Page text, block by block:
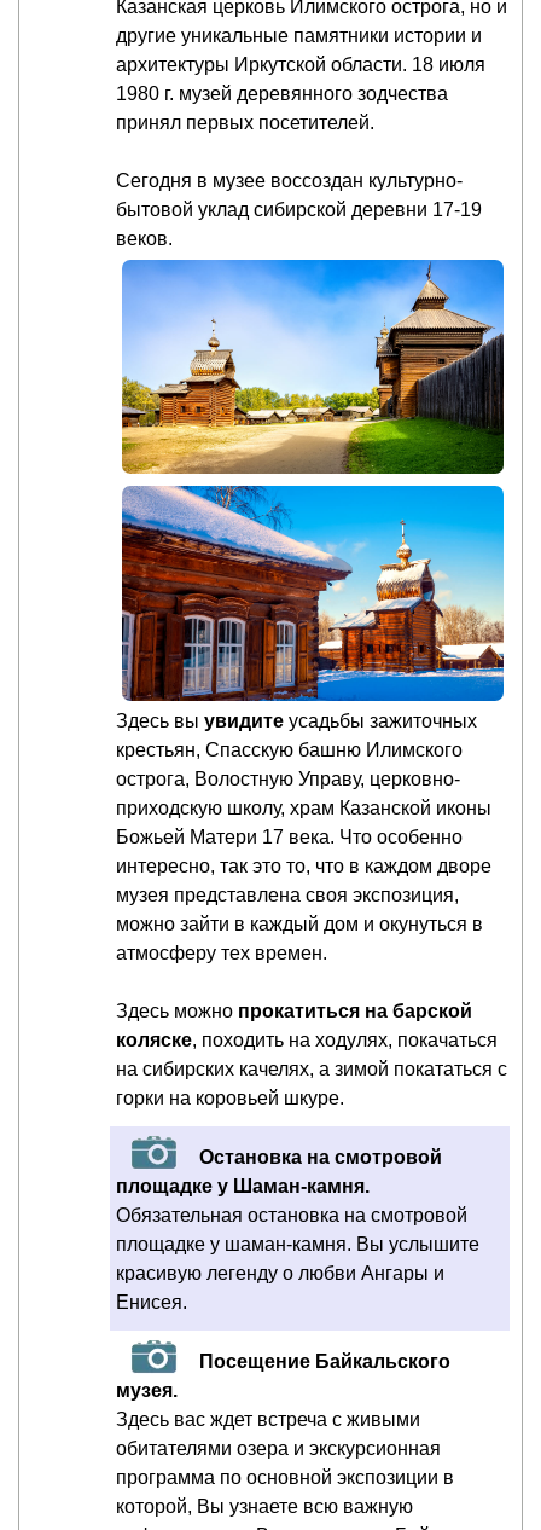
Казанская церковь Илимского острога, но и
другие уникальные памятники истории и
архитектуры Иркутской области. 18 июля
1980 г. музей деревянного зодчества
принял первых посетителей.
Сегодня в музее воссоздан культурно-
бытовой уклад сибирской деревни 17-19
веков.
Здесь вы увидите усадьбы зажиточных
крестьян, Спасскую башню Илимского
острога, Волостную Управу, церковно-
приходскую школу, храм Казанской иконы
Божьей Матери 17 века. Что особенно
интересно, так это то, что в каждом дворе
музея представлена своя экспозиция,
можно зайти в каждый дом и окунуться в
атмосферу тех времен.
Здесь можно прокатиться на барской
коляске, походить на ходулях, покачаться
на сибирских качелях, а зимой покататься с
горки на коровьей шкуре.
Остановка на смотровой
площадке у Шаман-камня.
Обязательная остановка на смотровой
площадке у шаман-камня. Вы услышите
красивую легенду о любви Ангары и
Енисея.
Посещение Байкальского
музея.
Здесь вас ждет встреча с живыми
обитателями озера и экскурсионная
программа по основной экспозиции в
которой, Вы узнаете всю важную